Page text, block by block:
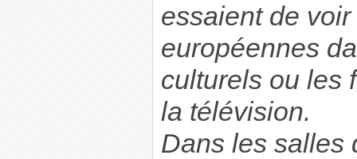
essaient de
européennes
culturels ou les
la télévision.
Dans les salles